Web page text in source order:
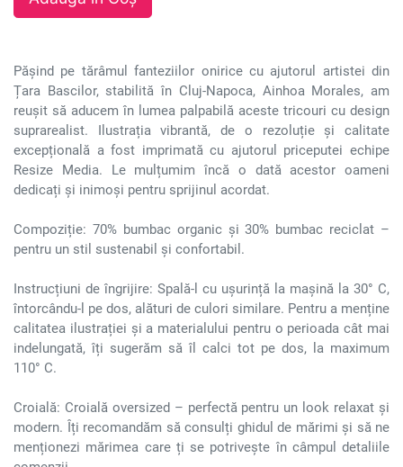
Pășind pe tărâmul fanteziilor onirice cu ajutorul artistei din
Țara Bascilor, stabilită în Cluj-Napoca, Ainhoa Morales, am
reușit să aducem în lumea palpabilă aceste tricouri cu design
suprarealist. Ilustrația vibrantă, de o rezoluție și calitate
excepțională a fost imprimată cu ajutorul priceputei echipe
Resize Media. Le mulțumim încă o dată acestor oameni
dedicați și inimoși pentru sprijinul acordat.
Compoziție: 70% bumbac organic și 30% bumbac reciclat –
pentru un stil sustenabil și confortabil.
Instrucțiuni de îngrijire: Spală-l cu ușurință la mașină la 30° C,
întorcându-l pe dos, alături de culori similare. Pentru a menține
calitatea ilustrației și a materialului pentru o perioada cât mai
indelungată, îți sugerăm să îl calci tot pe dos, la maximum
110° C.
Croială: Croială oversized – perfectă pentru un look relaxat și
modern. Îți recomandăm să consulți ghidul de mărimi și să ne
menționezi mărimea care ți se potrivește în câmpul detaliile